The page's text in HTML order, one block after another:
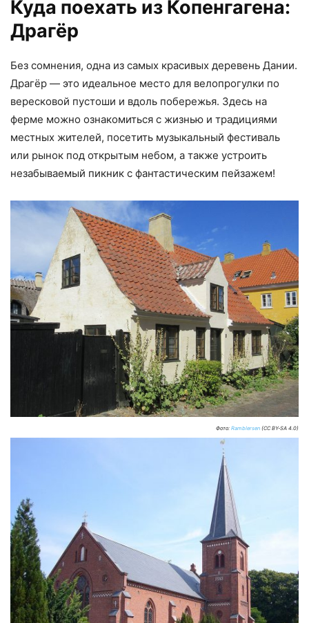
Куда поехать из Копенгагена:
Драгёр
Без сомнения, одна из самых красивых деревень Дании.
Драгёр — это идеальное место для велопрогулки по
вересковой пустоши и вдоль побережья. Здесь на
ферме можно ознакомиться с жизнью и традициями
местных жителей, посетить музыкальный фестиваль
или рынок под открытым небом, а также устроить
незабываемый пикник с фантастическим пейзажем!
Фото: Ramblersen (CC BY-SA 4.0)